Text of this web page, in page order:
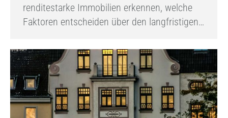
renditestarke Immobilien erkennen, welche
Faktoren entscheiden über den langfristigen…